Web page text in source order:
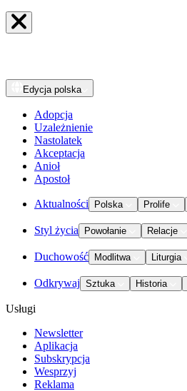
Edycja polska
Adopcja
Uzależnienie
Nastolatek
Akceptacja
Anioł
Apostoł
Aktualności Polska Prolife
Styl życia Powołanie Relacje
Duchowość Modlitwa Liturgia
Odkrywaj Sztuka Historia
Usługi
Newsletter
Aplikacja
Subskrypcja
Wesprzyj
Reklama